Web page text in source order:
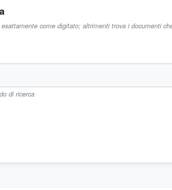
come digitato; altrimenti trova i documenti
di ricerca